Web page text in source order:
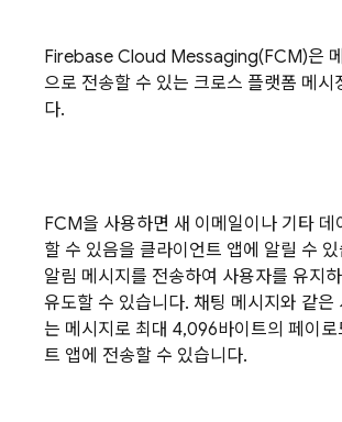
Firebase Cloud Messaging(FCM)은
으로 전송할 수 있는 크로스 플랫폼 메시
다.
FCM을 사용하면 새 이메일이나 기타 데
할 수 있음을 클라이언트 앱에 알릴 수 있
알림 메시지를 전송하여 사용자를 유지
유도할 수 있습니다. 채팅 메시지와 같은
는 메시지로 최대 4,096바이트의 페이로
트 앱에 전송할 수 있습니다.